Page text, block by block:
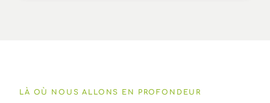
LÀ OÙ NOUS ALLONS EN PROFONDEUR